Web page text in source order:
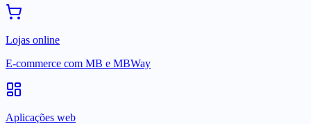
Lojas online
E-commerce com MB e MBWay
Aplicações web